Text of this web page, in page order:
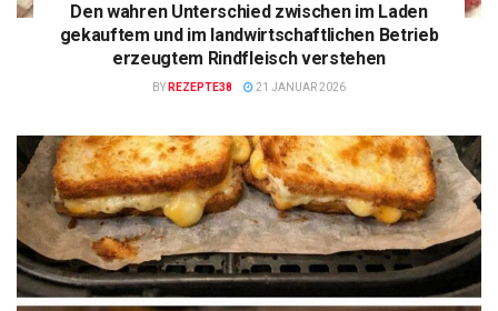
Den wahren Unterschied zwischen im Laden
gekauftem und im landwirtschaftlichen Betrieb
erzeugtem Rindfleisch verstehen
BY REZEPTE38 21 JANUAR 2026